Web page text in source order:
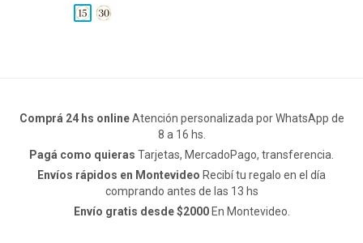
Comprá 24 hs onlineAtención personalizada por WhatsApp de
8 a 16 hs.
Pagá como quieras Tarjetas, MercadoPago, transferencia.
Envíos rápidos en Montevideo Recibí tu regalo en el día
comprando antes de las 13 hs
Envío gratis desde $2000En Montevideo.